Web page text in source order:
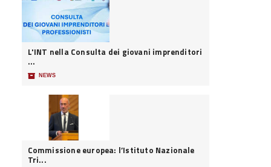
L'INT nella Consulta dei giovani imprenditori
...
📦 NEWS
Commissione europea: l’Istituto Nazionale
Tri...